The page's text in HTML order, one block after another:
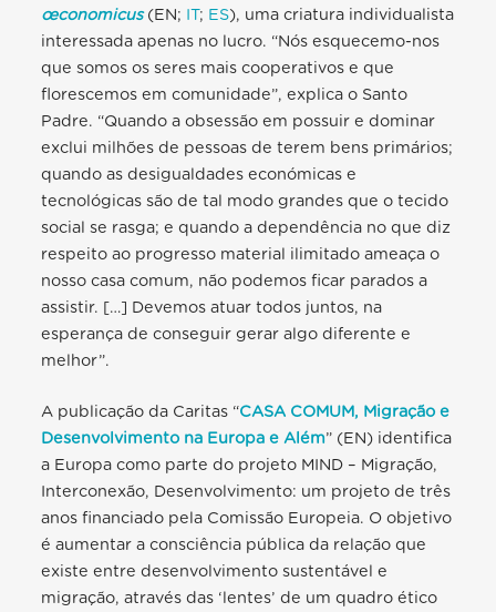
œconomicus(EN; IT; ES), uma criatura individualista
interessada apenas no lucro. “Nós esquecemo-nos
que somos os seres mais cooperativos e que
florescemos em comunidade”, explica o Santo
Padre. “Quando a obsessão em possuir e dominar
exclui milhões de pessoas de terem bens primários;
quando as desigualdades económicas e
tecnológicas são de tal modo grandes que o tecido
social se rasga; e quando a dependência no que diz
respeito ao progresso material ilimitado ameaça o
nosso casa comum, não podemos ficar parados a
assistir. […] Devemos atuar todos juntos, na
esperança de conseguir gerar algo diferente e
melhor”.
A publicação da Caritas “CASA COMUM, Migração e
Desenvolvimento na Europa e Além” (EN) identifica
a Europa como parte do projeto MIND – Migração,
Interconexão, Desenvolvimento: um projeto de três
anos financiado pela Comissão Europeia. O objetivo
é aumentar a consciência pública da relação que
existe entre desenvolvimento sustentável e
migração, através das ‘lentes’ de um quadro ético